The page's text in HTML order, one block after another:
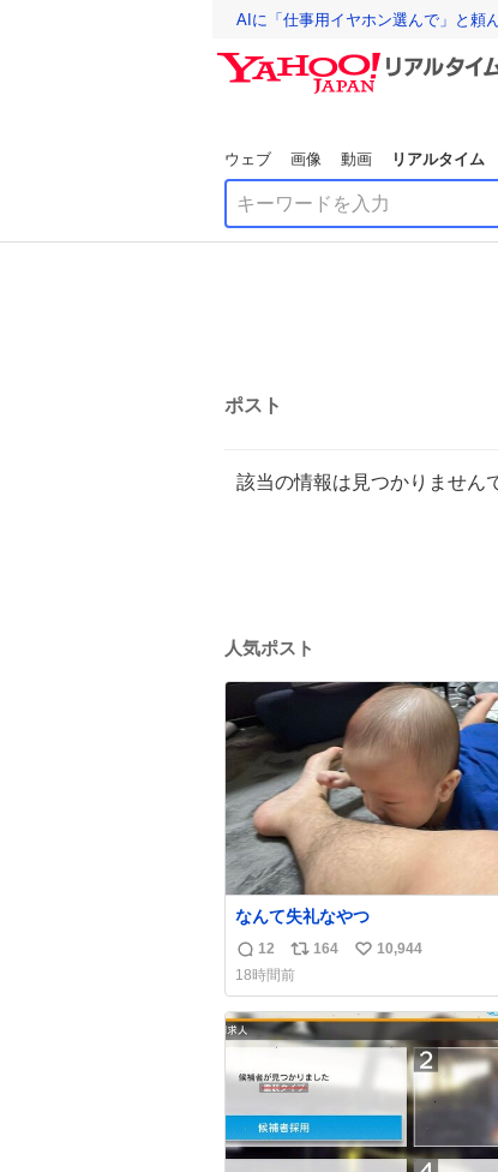
AIに「仕事用イヤホン選んで」と頼
ウェブ 画像 動画 リアルタイム
ポスト
該当の情報は見つかりません
人気ポスト
なんて失礼なやつ
返
信
数
12
リ
ポ
ス
ト
164
い
ね
数
10,944
18時間前